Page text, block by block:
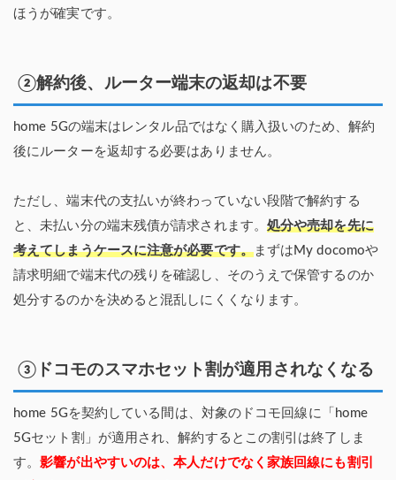
ほうが確実です。
②解約後、ルーター端末の返却は不要
home 5Gの端末はレンタル品ではなく購入扱いのため、解約
後にルーターを返却する必要はありません。
ただし、端末代の支払いが終わっていない段階で解約する
と、未払い分の端末残債が請求されます。 処分や売却を先に
考えてしまうケースに注意が必要です。まずはMy docomoや
請求明細で端末代の残りを確認し、そのうえで保管するのか
処分するのかを決めると混乱しにくくなります。
③ドコモのスマホセット割が適用されなくなる
home 5Gを契約している間は、対象のドコモ回線に「home
5Gセット割」が適用され、解約するとこの割引は終了しま
す。影響が出やすいのは、本人だけでなく家族回線にも割引